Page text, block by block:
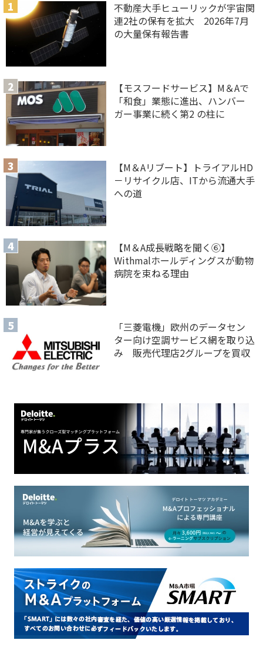
不動産大手ヒューリックが宇宙関
連2社の保有を拡大 2026年7月
の大量保有報告書
【モスフードサービス】M＆Aで
「和食」業態に進出、ハンバー
ガー事業に続く第2 の柱に
【M＆Aリブート】トライアルHD
－リサイクル店、ITから流通大手
への道
【M＆A 成長戦略を聞く⑥】
Withmalホールディングスが動物
病院を束ねる理由
「三菱電機」欧州のデータセン
ター向け空調サービス網を取り込
み 販売代理店2グループを買収